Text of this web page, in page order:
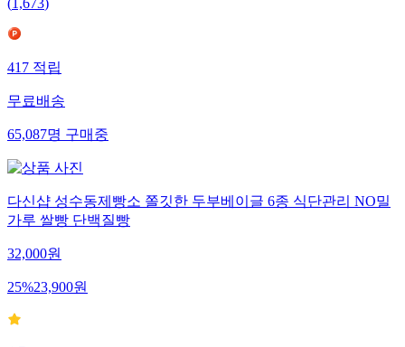
(1,673)
417적립
무료배송
65,087명구매중
다신샵 성수동제빵소 쫄깃한 두부베이글 6종 식단관리 NO밀
가루 쌀빵 단백질빵
32,000원
25%23,900원